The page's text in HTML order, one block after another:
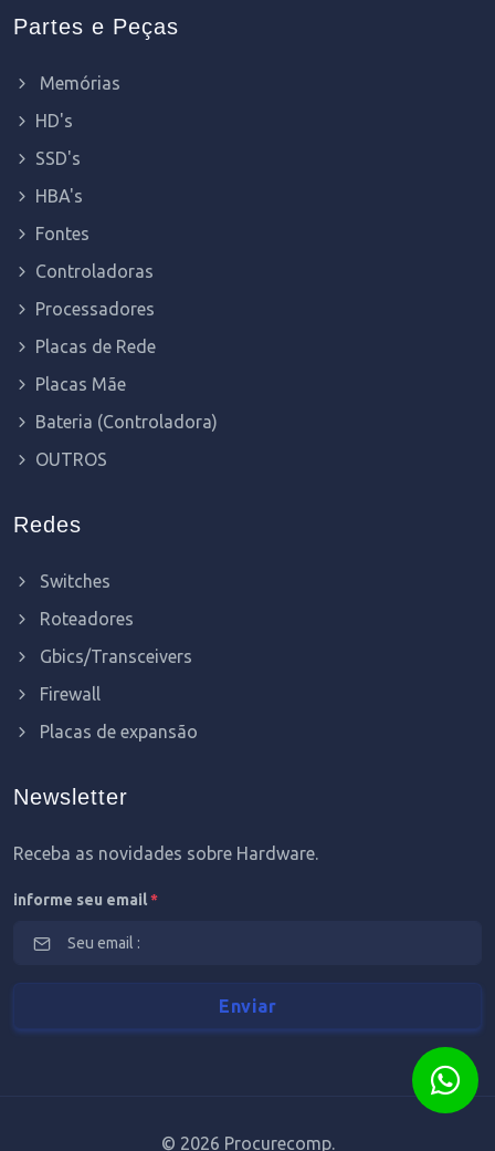
Partes e Peças
Memórias
HD's
SSD's
HBA's
Fontes
Controladoras
Processadores
Placas de Rede
Placas Mãe
Bateria (Controladora)
OUTROS
Redes
Switches
Roteadores
Gbics/Transceivers
Firewall
Placas de expansão
Newsletter
Receba as novidades sobre Hardware.
informe seu email*
© 2026 Procurecomp.